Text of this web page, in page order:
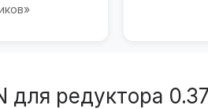
для редуктора